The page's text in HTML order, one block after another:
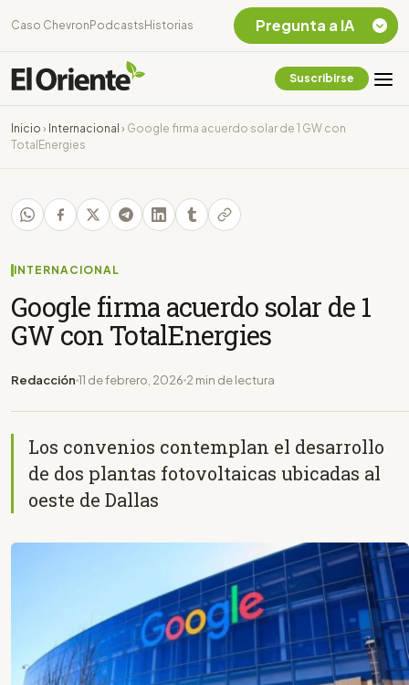
Caso Chevron Podcasts Historias
Suscribirse
Inicio › Internacional › Google firma acuerdo solar de 1 GW con
TotalEnergies
INTERNACIONAL
Google firma acuerdo solar de 1
GW con TotalEnergies
Redacción 11 de febrero, 2026 2 min de lectura
Los convenios contemplan el desarrollo
de dos plantas fotovoltaicas ubicadas al
oeste de Dallas
Pregunta a IA
Chevron Ecuador